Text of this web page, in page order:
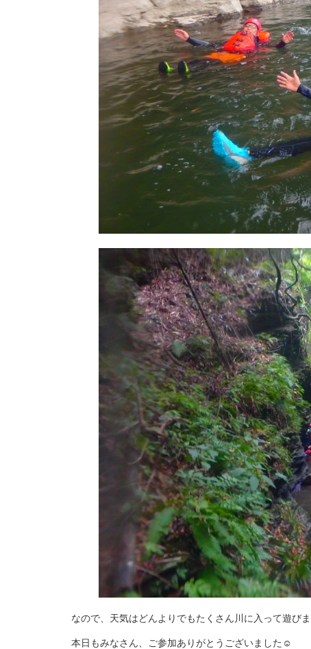
なので、天気はどんよりでもたくさん川に入って遊び
本日もみなさん、ご参加ありがとうございました☺